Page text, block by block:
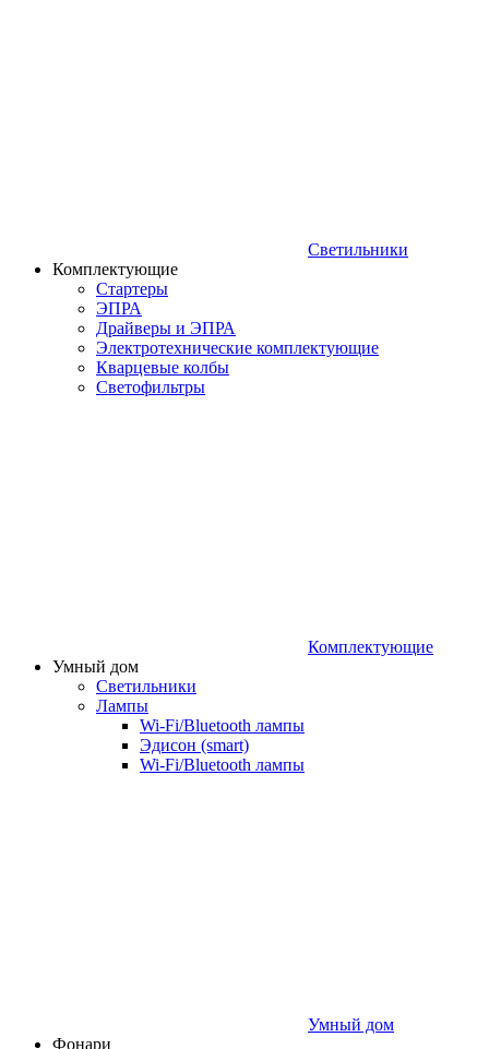
Светильники
Комплектующие
Стартеры
ЭПРА
Драйверы и ЭПРА
Электротехнические комплектующие
Кварцевые колбы
Светофильтры
Комплектующие
Умный дом
Светильники
Лампы
Wi‑Fi/Bluetooth лампы
Эдисон (smart)
Wi-Fi/Bluetooth лампы
Умный дом
Фонари